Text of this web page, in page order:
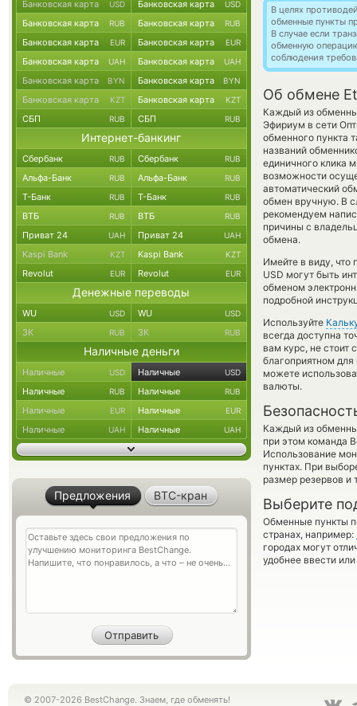
В целях
обменные пункты
В случае если
обменную
соблюдения
Об обмене
Каждый из
Эфириум в сети
обменного пункта
названий
единичного клика
возможности
автоматический
обмен вручную. В
рекомендуем
причины с
обмена.
Имейте в виду, что
USD могут быть
обменом
подробной
Используйте
всегда доступна
вам курс, не стоит
благоприятном
можете
валюты.
Каждый из
при этом команда
Использование
пунктах. При
размер резервов и
Выберите
Обменные пункты
странах, например:
городах могут
удобнее ввести
Банковская карта USD Банковская карта USD
Банковская карта RUB Банковская карта RUB
Банковская карта EUR Банковская карта EUR
Банковская карта UAH Банковская карта UAH
Банковская карта BYN Банковская карта BYN
Банковская карта KZT Банковская карта KZT
СБП RUB СБП RUB
Интернет-банкинг
Сбербанк RUB Сбербанк RUB
Альфа-Банк RUB Альфа-Банк RUB
Т-Банк RUB Т-Банк RUB
ВТБ RUB ВТБ RUB
Приват 24 UAH Приват 24 UAH
Kaspi Bank KZT Kaspi Bank KZT
Revolut EUR Revolut EUR
Денежные переводы
WU USD WU USD
ЗК RUB ЗК RUB
Наличные деньги
Наличные USD Наличные USD
Наличные RUB Наличные RUB
Наличные EUR Наличные EUR
Наличные UAH Наличные UAH
Предложения BTC-кран
© 2007-2026 BestChange. Знаем, где обменять!